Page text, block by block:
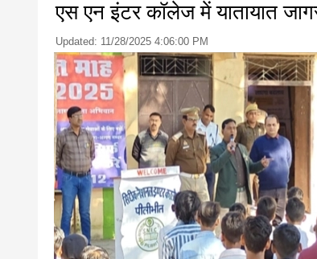
एस एन इंटर कॉलेज में यातायात
Updated: 11/28/2025 4:06:00 PM